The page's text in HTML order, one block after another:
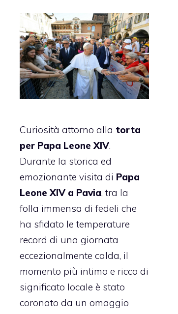
Curiosità attorno alla torta
per Papa Leone XIV.
Durante la storica ed
emozionante visita di Papa
Leone XIV a Pavia, tra la
folla immensa di fedeli che
ha sfidato le temperature
record di una giornata
eccezionalmente calda, il
momento più intimo e ricco di
significato locale è stato
coronato da un omaggio